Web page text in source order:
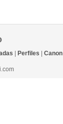
Perfiles Canon